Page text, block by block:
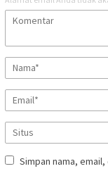
Simpan nama,